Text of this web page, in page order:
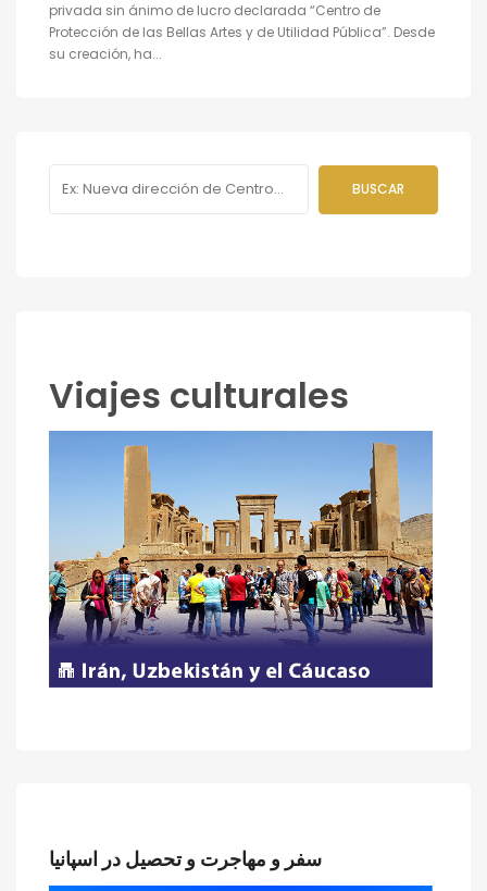
privada sin ánimo de lucro declarada “Centro de
Protección de las Bellas Artes y de Utilidad Pública”. Desde
su creación, ha...
Viajes culturales
سفر و مهاجرت و تحصیل در اسپانیا